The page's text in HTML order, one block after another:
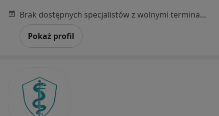
Brak dostępnych specjalistów z wolnymi terminami w tym centrum medycznym.
Pokaż profil